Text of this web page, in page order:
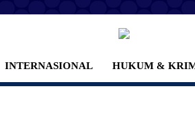
INTERNASIONAL HUKUM &